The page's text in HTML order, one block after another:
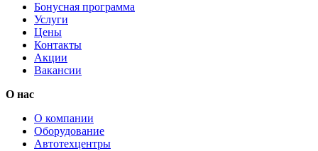
Бонусная программа
Услуги
Цены
Контакты
Акции
Вакансии
О нас
О компании
Оборудование
Автотехцентры